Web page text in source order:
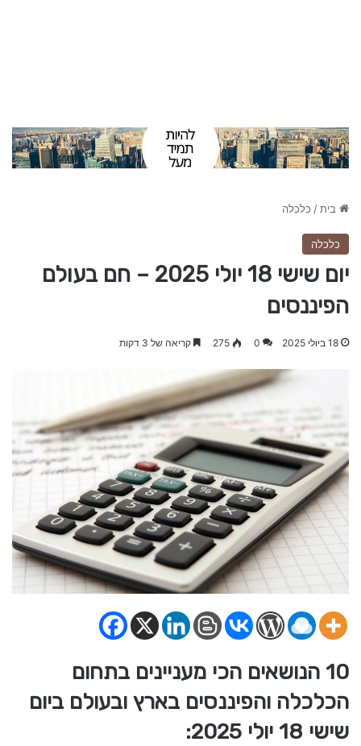
בית/ כלכלה
כלכלה
יום שישי 18 יולי 2025 – חם בעולם
הפיננסים
18 ביולי 2025 0
275 קריאה של 3 דקות
10 הנושאים הכי מעניינים בתחום
הכלכלה והפיננסים בארץ ובעולם ביום
שישי 18 יולי 2025: